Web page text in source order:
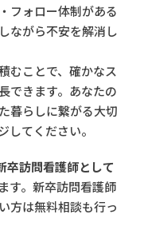
フォロー体制がある
ながら不安を解消し
むことで、確かなス
できます。あなたの
暮らしに繋がる大切
してください。
卒訪問看護師として
す。新卒訪問看護師
方は無料相談も行っ